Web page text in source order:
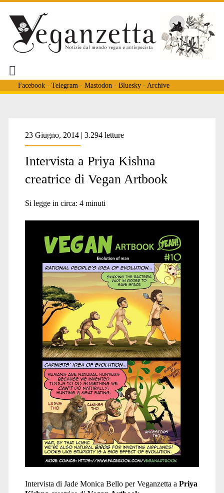
Facebook- Telegram - Mastodon - Bluesky- Archive
<span>animalismo
arte</span>
23 Giugno, 2014 | 3.294 letture
Intervista a Priya Kishna
creatrice di Vegan Artbook
Si legge in circa: 4 minuti
Intervista di Jade Monica Bello per Veganzetta a Priya